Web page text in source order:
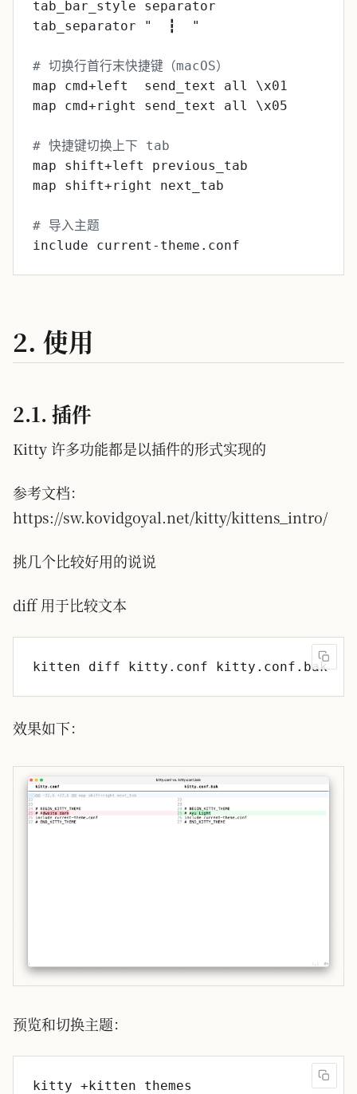
tab_bar_style separator
tab_separator "  ┇  "
# 切换行首行末快捷键（macOS）
map cmd+left  send_text all \x01
map cmd+right send_text all \x05
# 快捷键切换上下 tab
map shift+left previous_tab
map shift+right next_tab
# 导入主题
include current-theme.conf
2. 使用
2.1. 插件
Kitty 许多功能都是以插件的形式实现的
参考文档：
https://sw.kovidgoyal.net/kitty/kittens_intro/
挑几个比较好用的说说
diff 用于比较文本
效果如下：
预览和切换主题：